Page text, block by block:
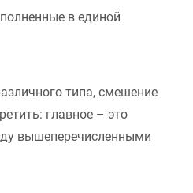
в единой
типа, смешение
главное – это
вышеперечисленными